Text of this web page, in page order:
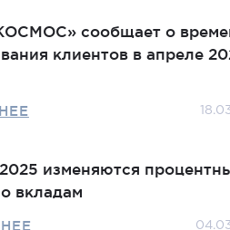
сообщает о
клиентов в апреле
изменяются
вкладам